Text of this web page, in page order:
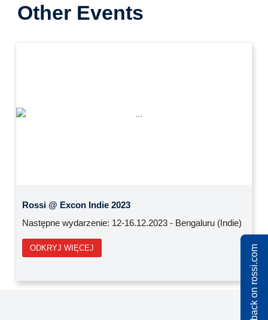
Other Events
Rossi @ Excon Indie 2023
Następne wydarzenie: 12-16.12.2023 - Bengaluru (Indie)
ODKRYJ WIĘCEJ